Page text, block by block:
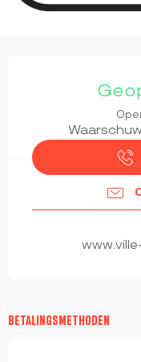
BETALINGSMETHODEN